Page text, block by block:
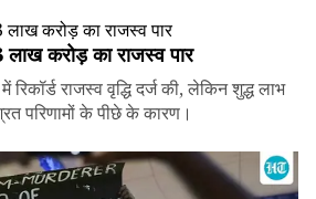
लाख करोड़ का राजस्व पार
राजस्व वृद्धि दर्ज की, लेकिन शुद्ध लाभ
परिणामों के पीछे के कारण।